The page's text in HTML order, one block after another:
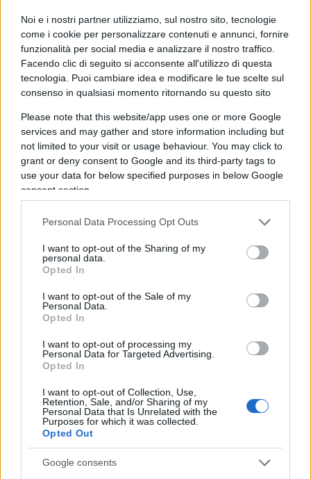
Noi e i nostri partner utilizziamo, sul nostro sito, tecnologie
come i cookie per personalizzare contenuti e annunci, fornire
funzionalità per social media e analizzare il nostro traffico.
Facendo clic di seguito si acconsente all'utilizzo di questa
tecnologia. Puoi cambiare idea e modificare le tue scelte sul
consenso in qualsiasi momento ritornando su questo sito
Please note that this website/app uses one or more Google
services and may gather and store information including but
not limited to your visit or usage behaviour. You may click to
grant or deny consent to Google and its third-party tags to
use your data for below specified purposes in below Google
consent section.
Personal Data Processing Opt Outs
I want to opt-out of the Sharing of my
personal data.
Opted In
I want to opt-out of the Sale of my
Personal Data.
Opted In
I want to opt-out of processing my
Personal Data for Targeted Advertising.
Opted In
I want to opt-out of Collection, Use,
Retention, Sale, and/or Sharing of my
Personal Data that Is Unrelated with the
Purposes for which it was collected.
Opted Out
Google consents
brutalmente il presidio, manganellare chiunque
fosse presente. Nulla di tutto questo risulta essere
accaduto. Al contrario, la manifestazione si è
svolta,il dissenso è stato espresso, non vi sono
stati disordini gravi,ma, attenzione, l’ordine
dispiegamento di forze di polizia e carabinieri che
ha consentito di evitare degenerazioni.
di non vedere. Il problema non è stato il dissenso
in sé, che nessuno ha negato, ma
il clima creato
attorno all’apertura perfettamente legittima
una sede politica non è una provocazione: è
esercizio di libertà politica. Se per garantire
questo elementare diritto occorre mobilitare
pattuglie, blindati e servizi di ordine pubblico,
sottraendo uomini e mezzi ad altri compiti di
sicurezza sul territorio, allora il problema non è la
compressione della libertà di manifestare, ma il
fatto che qualcuno ha inteso contestare non
un’idea, ma il diritto stesso di una forza politica a
esistere pubblicamente in quel quartiere.